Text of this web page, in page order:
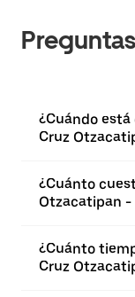
¿Cuándo
Cruz
¿Cuánto
Otzacatipan -
¿Cuánto
Cruz